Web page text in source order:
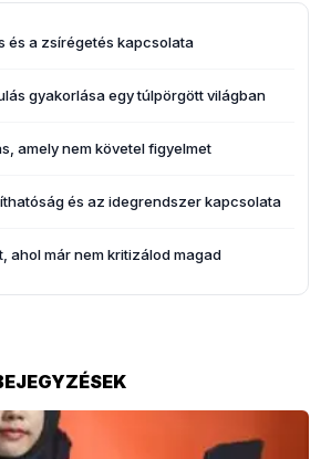
és a zsírégetés kapcsolata
gyakorlása egy túlpörgött világban
amely nem követel figyelmet
és az idegrendszer kapcsolata
ahol már nem kritizálod magad